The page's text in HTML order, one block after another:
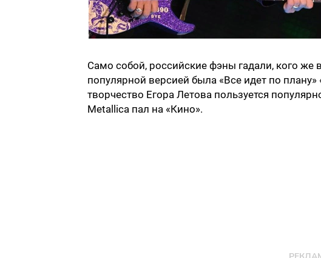
Само собой, российские фэны гадали, кого
популярной версией была «Все идет по
творчество Егора Летова пользуется
Metallica пал на «Кино».